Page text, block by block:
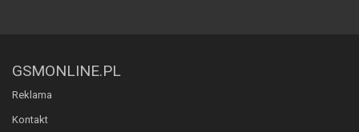
GSMONLINE.PL
Reklama
Kontakt